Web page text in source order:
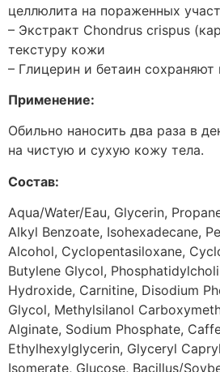
целлюлита на пораженных
– Экстракт Chondrus crispus
текстуру кожи
– Глицерин и бетаин
Применение:
Обильно наносить два раза в
на чистую и сухую кожу тела.
Состав:
Aqua/Water/Eau, Glycerin,
Alkyl Benzoate, Isohexadecane,
Alcohol, Cyclopentasiloxane,
Butylene Glycol,
Hydroxide, Carnitine, Disodium
Glycol, Methylsilanol
Alginate, Sodium Phosphate,
Ethylhexylglycerin, Glyceryl
Isomerate, Glucose, Bacillus/